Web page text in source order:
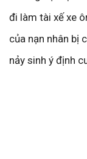
đi làm tài xế xe
của nạn nhân bị
nảy sinh ý định